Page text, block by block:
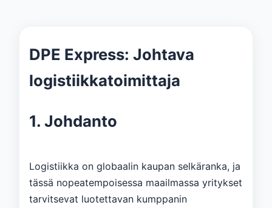
DPE Express: Johtava
logistiikkatoimittaja
1. Johdanto
Logistiikka on globaalin kaupan selkäranka, ja
tässä nopeatempoisessa maailmassa yritykset
tarvitsevat luotettavan kumppanin